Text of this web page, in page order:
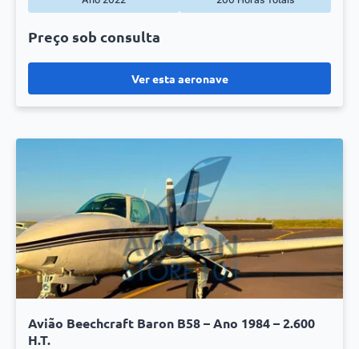
Ver esta aeronave
Preço sob consulta
Avião Beechcraft Baron B58 – Ano 1984 – 2.600
H.T.